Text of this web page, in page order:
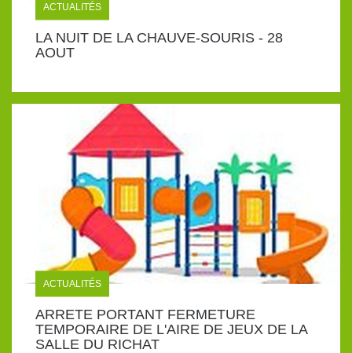
ACTUALITÉS
LA NUIT DE LA CHAUVE-SOURIS - 28
AOUT
ACTUALITÉS
ARRETE PORTANT FERMETURE
TEMPORAIRE DE L'AIRE DE JEUX DE LA
SALLE DU RICHAT